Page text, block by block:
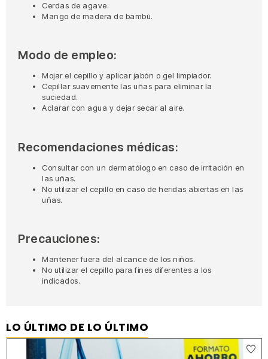
Cerdas de agave.
Mango de madera de bambú.
Modo de empleo:
Mojar el cepillo y aplicar jabón o gel limpiador.
Cepillar suavemente las uñas para eliminar la
suciedad.
Aclarar con agua y dejar secar al aire.
Recomendaciones médicas:
Consultar con un dermatólogo en caso de irritación en
las uñas.
No utilizar el cepillo en caso de heridas abiertas en las
uñas.
Precauciones:
Mantener fuera del alcance de los niños.
No utilizar el cepillo para fines diferentes a los
indicados.
LO ÚLTIMO DE LO ÚLTIMO